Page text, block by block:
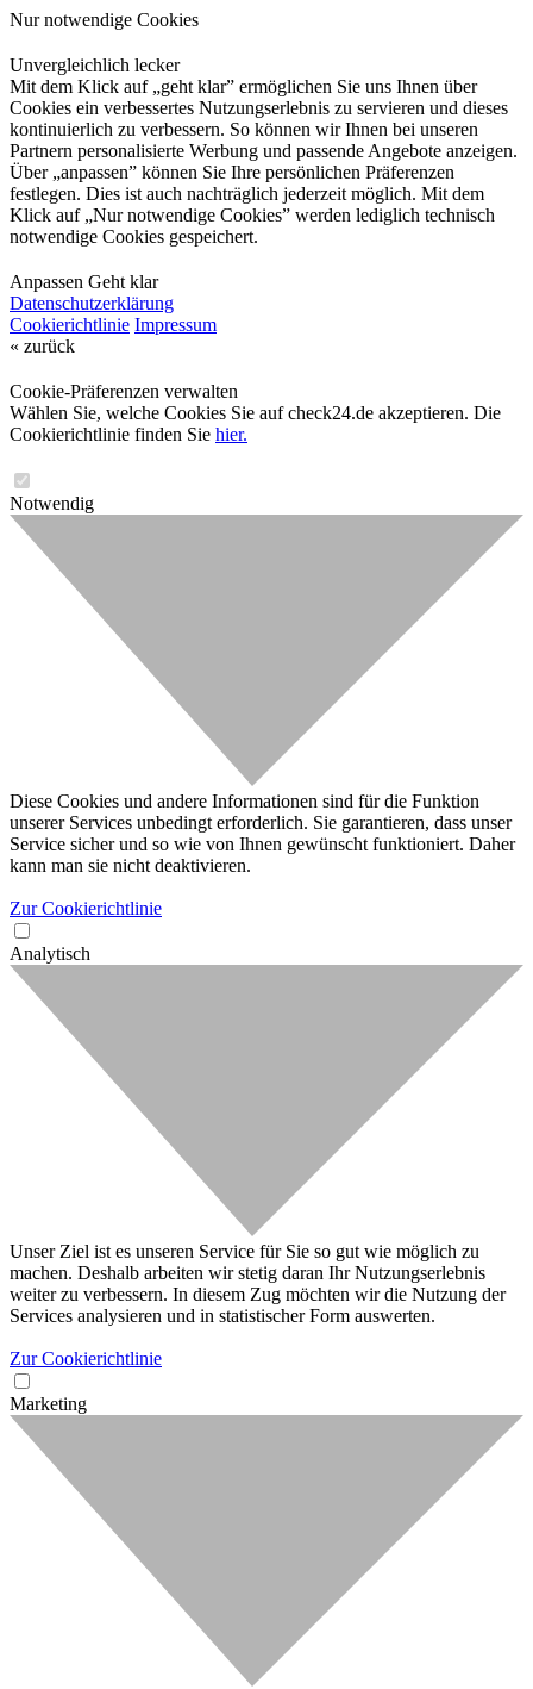
Nur notwendige Cookies
Unvergleichlich lecker
Mit dem Klick auf „geht klar” ermöglichen Sie uns Ihnen über
Cookies ein verbessertes Nutzungserlebnis zu servieren und dieses
kontinuierlich zu verbessern. So können wir Ihnen bei unseren
Partnern personalisierte Werbung und passende Angebote anzeigen.
Über „anpassen” können Sie Ihre persönlichen Präferenzen
festlegen. Dies ist auch nachträglich jederzeit möglich. Mit dem
Klick auf „Nur notwendige Cookies” werden lediglich technisch
notwendige Cookies gespeichert.
Anpassen Geht klar
Datenschutzerklärung
Cookierichtlinie Impressum
« zurück
Cookie-Präferenzen verwalten
Wählen Sie, welche Cookies Sie auf check24.de akzeptieren. Die
Cookierichtlinie finden Sie hier.
Notwendig
Diese Cookies und andere Informationen sind für die Funktion
unserer Services unbedingt erforderlich. Sie garantieren, dass unser
Service sicher und so wie von Ihnen gewünscht funktioniert. Daher
kann man sie nicht deaktivieren.
Zur Cookierichtlinie
Analytisch
Unser Ziel ist es unseren Service für Sie so gut wie möglich zu
machen. Deshalb arbeiten wir stetig daran Ihr Nutzungserlebnis
weiter zu verbessern. In diesem Zug möchten wir die Nutzung der
Services analysieren und in statistischer Form auswerten.
Zur Cookierichtlinie
Marketing